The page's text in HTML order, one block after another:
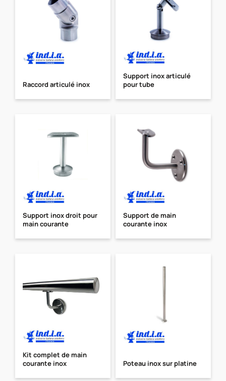
Raccord articulé inox
Support inox articulé
pour tube
Support inox droit pour
main courante
Support de main
courante inox
Kit complet de main
courante inox
Poteau inox sur platine